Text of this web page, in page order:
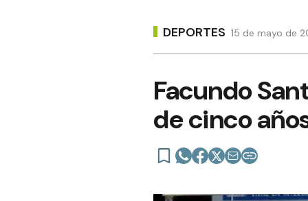
DEPORTES 15 de mayo de
Facundo
de cinco